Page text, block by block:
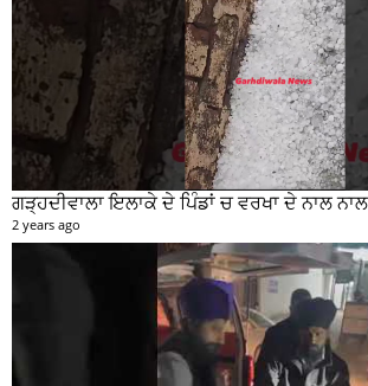
2 years ago